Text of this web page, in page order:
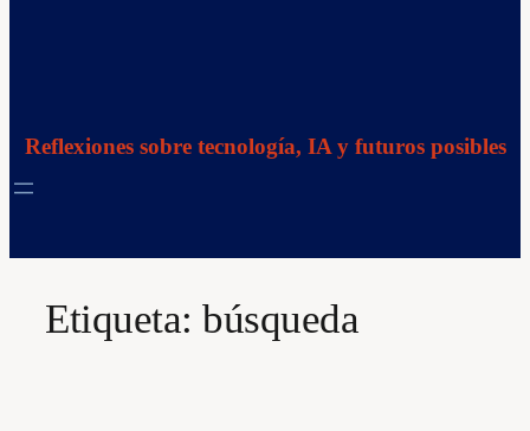
Reflexiones sobre tecnología, IA y futuros posibles
Etiqueta: búsqueda